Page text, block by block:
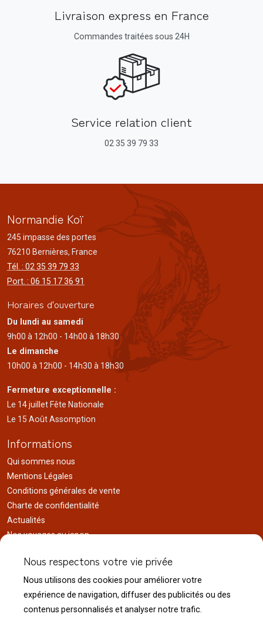
Livraison express en France
Commandes traitées sous 24H
Service relation client
02 35 39 79 33
Normandie Koï
245 impasse des portes
76210 Bernières, France
Tél. : 02 35 39 79 33
Port. : 06 15 17 36 91
Horaires d'ouverture
Du lundi au samedi
9h00 à 12h00 - 14h00 à 18h30
Le dimanche
10h00 à 12h00 - 14h30 à 18h30
Fermeture exceptionnelle :
Le 14 juillet Fête Nationale
Le 15 Août Assomption
Informations
Qui sommes nous
Mentions Légales
Conditions générales de vente
Charte de confidentialité
Actualités
Nos voyages au japon
Liens utiles
Service client
Nous contacter
Nous respectons votre vie privée
Nous utilisons des cookies pour améliorer votre
expérience de navigation, diffuser des publicités ou des
contenus personnalisés et analyser notre trafic.